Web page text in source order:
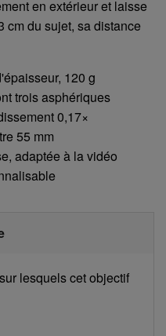
en extérieur et laisse
cm du sujet, sa distance
120 g
trois asphériques
0,17×
55 mm
adaptée à la vidéo
lesquels cet objectif